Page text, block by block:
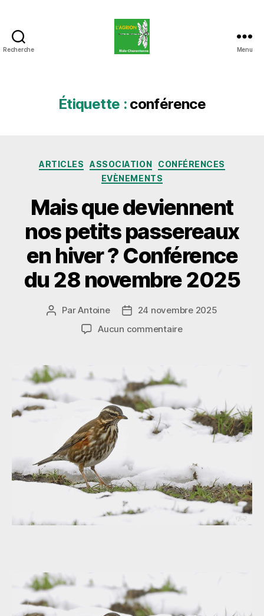
Recherche Menu
Étiquette : conférence
Catégories
ARTICLES ASSOCIATION
CONFÉRENCES
EVÈNEMENTS
Mais que deviennent
nos petits passereaux
en hiver ? Conférence
du 28 novembre 2025
Auteur
ParAntoine
Date24 novembre 2025
Aucun commentairesur
nos petits
en
hiver ?
Conférence
novembre
2025